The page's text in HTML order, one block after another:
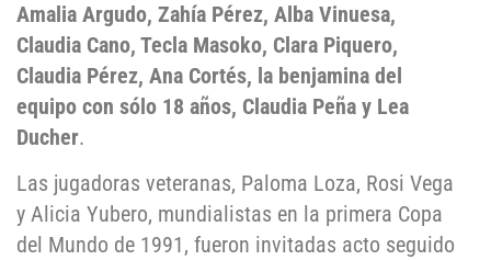
Amalia Argudo, Zahía Pérez, Alba Vinuesa,
Claudia Cano, Tecla Masoko, Clara Piquero,
Claudia Pérez, Ana Cortés, la benjamina del
equipo con sólo 18 años, Claudia Peña y Lea
Ducher.
Las jugadoras veteranas, Paloma Loza, Rosi Vega
y Alicia Yubero, mundialistas en la primera Copa
del Mundo de 1991, fueron invitadas acto seguido